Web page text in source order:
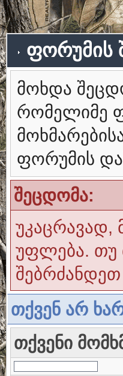
ფორუმის
მოხდა
რომელიმე
ფორუმის
შეცდომა:
უკაცრავად,
უფლება. თუ
შებრძანდეთ
თქვენ არ
თქვენი